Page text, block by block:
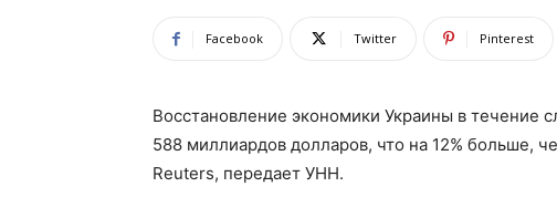
Facebook Twitter Pinterest
Восстановление экономики Украины в течение
588 миллиардов долларов, что на 12% больше,
Reuters, передает УНН.